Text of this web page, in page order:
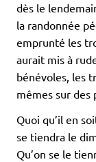
dès le
la randonnée
emprunté les
aurait mis à
bénévoles, les
mêmes sur des
Quoi qu’il en
se tiendra le
Qu’on se le